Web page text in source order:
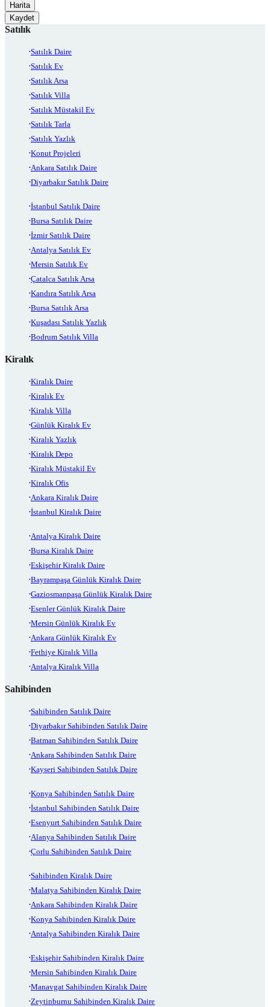
Harita
Kaydet
Satılık
Satılık Daire
Satılık Ev
Satılık Arsa
Satılık Villa
Satılık Müstakil Ev
Satılık Tarla
Satılık Yazlık
Konut Projeleri
Ankara Satılık Daire
Diyarbakır Satılık Daire
İstanbul Satılık Daire
Bursa Satılık Daire
İzmir Satılık Daire
Antalya Satılık Ev
Mersin Satılık Ev
Çatalca Satılık Arsa
Kandıra Satılık Arsa
Bursa Satılık Arsa
Kuşadası Satılık Yazlık
Bodrum Satılık Villa
Kiralık
Kiralık Daire
Kiralık Ev
Kiralık Villa
Günlük Kiralık Ev
Kiralık Yazlık
Kiralık Depo
Kiralık Müstakil Ev
Kiralık Ofis
Ankara Kiralık Daire
İstanbul Kiralık Daire
Antalya Kiralık Daire
Bursa Kiralık Daire
Eskişehir Kiralık Daire
Bayrampaşa Günlük Kiralık Daire
Gaziosmanpaşa Günlük Kiralık Daire
Esenler Günlük Kiralık Daire
Mersin Günlük Kiralık Ev
Ankara Günlük Kiralık Ev
Fethiye Kiralık Villa
Antalya Kiralık Villa
Sahibinden
Sahibinden Satılık Daire
Diyarbakır Sahibinden Satılık Daire
Batman Sahibinden Satılık Daire
Ankara Sahibinden Satılık Daire
Kayseri Sahibinden Satılık Daire
Konya Sahibinden Satılık Daire
İstanbul Sahibinden Satılık Daire
Esenyurt Sahibinden Satılık Daire
Alanya Sahibinden Satılık Daire
Çorlu Sahibinden Satılık Daire
Sahibinden Kiralık Daire
Malatya Sahibinden Kiralık Daire
Ankara Sahibinden Kiralık Daire
Konya Sahibinden Kiralık Daire
Antalya Sahibinden Kiralık Daire
Eskişehir Sahibinden Kiralık Daire
Mersin Sahibinden Kiralık Daire
Manavgat Sahibinden Kiralık Daire
Zeytinburnu Sahibinden Kiralık Daire